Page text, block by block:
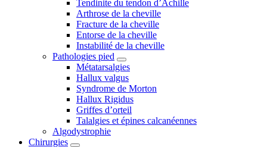
Tendinite du tendon d’Achille
Arthrose de la cheville
Fracture de la cheville
Entorse de la cheville
Instabilité de la cheville
Pathologies pied
Métatarsalgies
Hallux valgus
Syndrome de Morton
Hallux Rigidus
Griffes d’orteil
Talalgies et épines calcanéennes
Algodystrophie
Chirurgies